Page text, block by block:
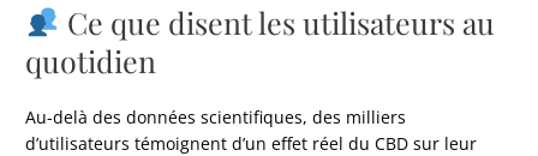
Ce que disent les utilisateurs au
quotidien
Au-delà des données scientifiques, des milliers
d’utilisateurs témoignent d’un effet réel du CBD sur leur